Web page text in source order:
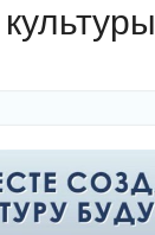
культуры